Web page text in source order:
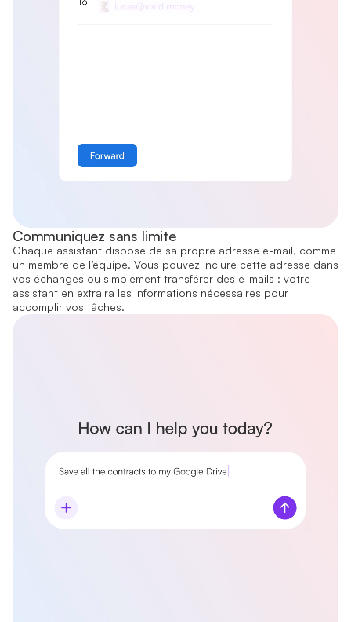
Communiquez sans limite
Chaque assistant dispose de sa propre adresse e-mail, comme
un membre de l’équipe. Vous pouvez inclure cette adresse dans
vos échanges ou simplement transférer des e-mails : votre
assistant en extraira les informations nécessaires pour
accomplir vos tâches.